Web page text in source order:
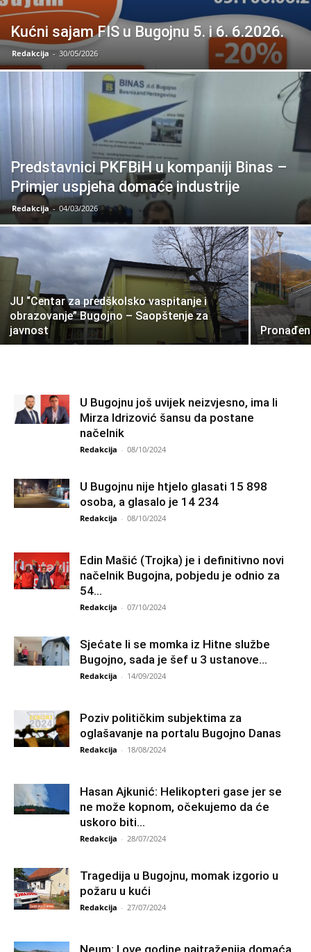
Kućni sajam FIS u Bugojnu 5. i 6. 6.2026.
Redakcija - 30/05/2026
Predstavnici PKFBiH u kompaniji Binas –
Primjer uspjeha domaće industrije
Redakcija - 04/03/2026
JU “Centar za predškolsko vaspitanje i
obrazovanje” Bugojno – Saopštenje za
javnost
U Bugojnu još uvijek neizvjesno, ima li
Mirza Idrizović šansu da postane
načelnik
Redakcija - 08/10/2024
U Bugojnu nije htjelo glasati 15 898
osoba, a glasalo je 14 234
Redakcija - 08/10/2024
Edin Mašić (Trojka) je i definitivno novi
načelnik Bugojna, pobjedu je odnio za
54...
Redakcija - 07/10/2024
Sjećate li se momka iz Hitne službe
Bugojno, sada je šef u 3 ustanove...
Redakcija - 14/09/2024
Poziv političkim subjektima za
oglašavanje na portalu Bugojno Danas
Redakcija - 18/08/2024
Hasan Ajkunić: Helikopteri gase jer se
ne može kopnom, očekujemo da će
uskoro biti...
Redakcija - 28/07/2024
Tragedija u Bugojnu, momak izgorio u
požaru u kući
Redakcija - 27/07/2024
Neum: I ove godine najtraženija domaća